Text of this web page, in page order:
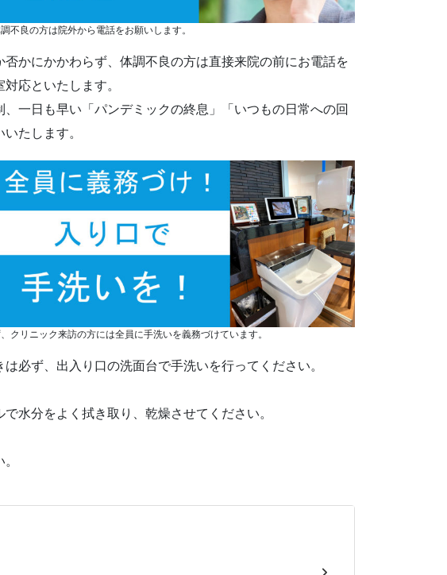
不良の方は院外から電話をお願いします。
かにかかわらず、体調不良の方は直接来院の前にお電話を
応といたします。
一日も早い「パンデミックの終息」「いつもの日常への回
たします。
クリニック来訪の方には全員に手洗いを義務づけています。
必ず、出入り口の洗面台で手洗いを行ってください。
水分をよく拭き取り、乾燥させてください。